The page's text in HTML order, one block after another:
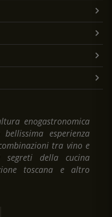
enogastronomica
esperienza
tra vino e
della cucina
toscana e altro